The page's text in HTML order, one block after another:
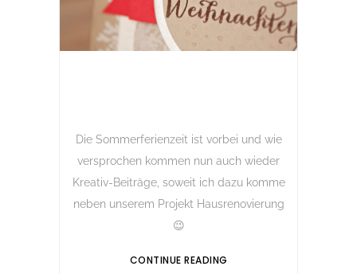
Die Sommerferienzeit ist vorbei und wie
versprochen kommen nun auch wieder
Kreativ-Beiträge, soweit ich dazu komme
neben unserem Projekt Hausrenovierung
😉
CONTINUE READING